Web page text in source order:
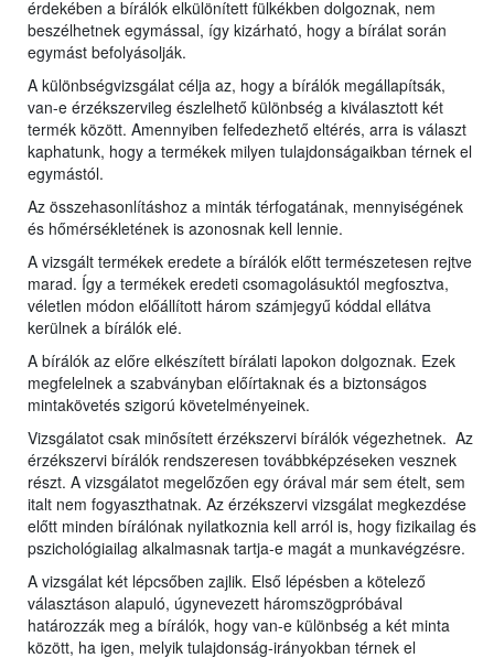
érdekében a bírálók elkülönített fülkékben dolgoznak, nem
beszélhetnek egymással, így kizárható, hogy a bírálat során
egymást befolyásolják.
A különbségvizsgálat célja az, hogy a bírálók megállapítsák,
van-e érzékszervileg észlelhető különbség a kiválasztott két
termék között. Amennyiben felfedezhető eltérés, arra is választ
kaphatunk, hogy a termékek milyen tulajdonságaikban térnek el
egymástól.
Az összehasonlításhoz a minták térfogatának, mennyiségének
és hőmérsékletének is azonosnak kell lennie.
A vizsgált termékek eredete a bírálók előtt természetesen rejtve
marad. Így a termékek eredeti csomagolásuktól megfosztva,
véletlen módon előállított három számjegyű kóddal ellátva
kerülnek a bírálók elé.
A bírálók az előre elkészített bírálati lapokon dolgoznak. Ezek
megfelelnek a szabványban előírtaknak és a biztonságos
mintakövetés szigorú követelményeinek.
Vizsgálatot csak minősített érzékszervi bírálók végezhetnek. Az
érzékszervi bírálók rendszeresen továbbképzéseken vesznek
részt. A vizsgálatot megelőzően egy órával már sem ételt, sem
italt nem fogyaszthatnak. Az érzékszervi vizsgálat megkezdése
előtt minden bírálónak nyilatkoznia kell arról is, hogy fizikailag és
pszichológiailag alkalmasnak tartja-e magát a munkavégzésre.
A vizsgálat két lépcsőben zajlik. Első lépésben a kötelező
választáson alapuló, úgynevezett háromszögpróbával
határozzák meg a bírálók, hogy van-e különbség a két minta
között, ha igen, melyik tulajdonság-irányokban térnek el